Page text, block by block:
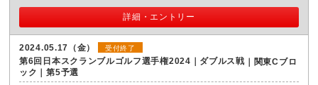
詳細・エントリー
2024.05.17（金） 受付終了
第6回日本スクランブルゴルフ選手権2024｜ダブルス戦
関東Cブロ
ック｜第5予選